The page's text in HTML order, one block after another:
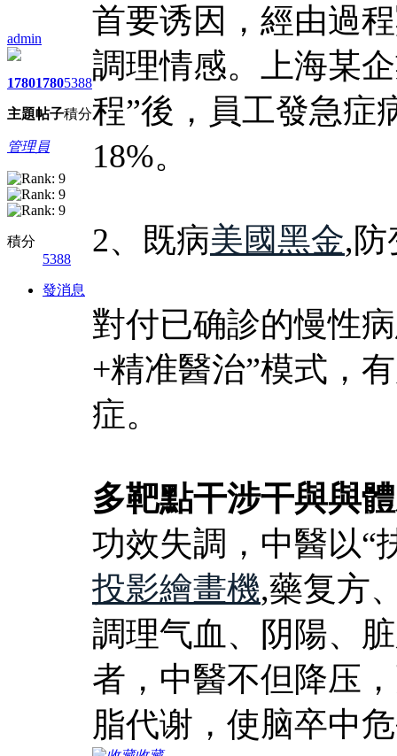
admin
1780
主題
1780
帖子
5388
積分
管理員
積分
5388
發消息
首要诱因，經由過
調理情感。上海某
程”後，員工發急症
18%。
2、既病美國黑金,防
對付已确診的慢性
+精准醫治”模式，
症。
多靶點干涉干與與
功效失調，中醫以“
投影繪畫機,藥复方
調理气血、阴陽、
者，中醫不但降压
脂代谢，使脑卒中